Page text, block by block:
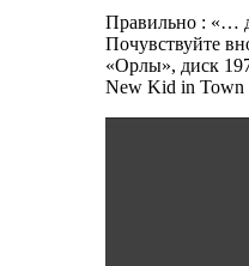
Правильно : «…
Почувствуйте
«Орлы», диск
New Kid in Town